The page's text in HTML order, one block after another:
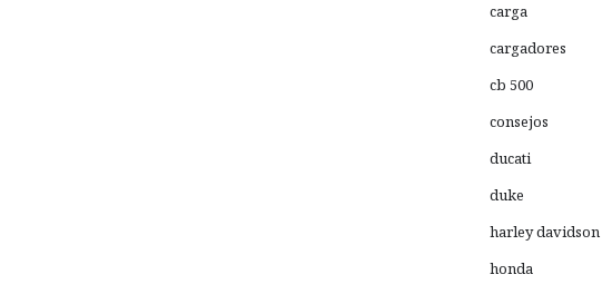
carga
cargadores
cb 500
consejos
ducati
duke
harley davidson
honda